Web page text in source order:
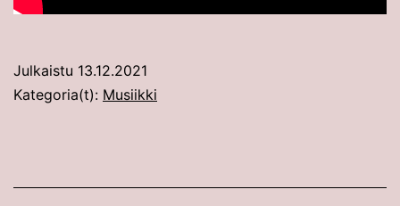
Julkaistu 13.12.2021
Kategoria(t): Musiikki